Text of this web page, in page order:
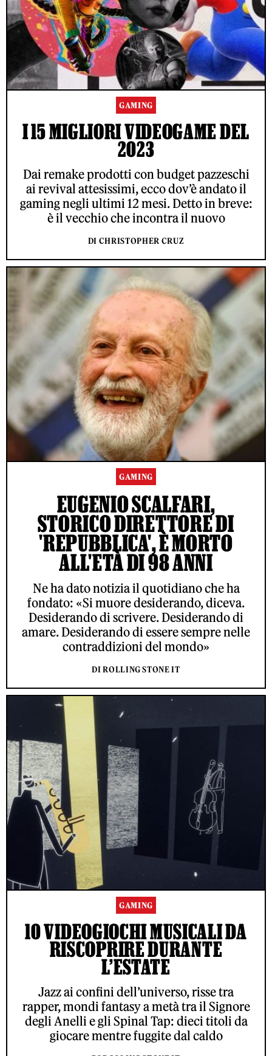
GAMING
I 15 MIGLIORI VIDEOGAME DEL
2023
Dai remake prodotti con budget pazzeschi
ai revival attesissimi, ecco dov’è andato il
gaming negli ultimi 12 mesi. Detto in breve:
è il vecchio che incontra il nuovo
DI CHRISTOPHER CRUZ
GAMING
EUGENIO SCALFARI,
STORICO DIRETTORE DI
'REPUBBLICA', È MORTO
ALL'ETÀ DI 98 ANNI
Ne ha dato notizia il quotidiano che ha
fondato: «Si muore desiderando, diceva.
Desiderando di scrivere. Desiderando di
amare. Desiderando di essere sempre nelle
contraddizioni del mondo»
DI ROLLING STONE IT
GAMING
10 VIDEOGIOCHI MUSICALI DA
RISCOPRIRE DURANTE
L’ESTATE
Jazz ai confini dell’universo, risse tra
rapper, mondi fantasy a metà tra il Signore
degli Anelli e gli Spinal Tap: dieci titoli da
giocare mentre fuggite dal caldo